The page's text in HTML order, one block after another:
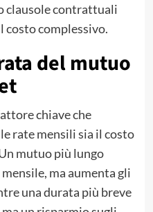
clausole contrattuali
costo complessivo.
del mutuo
chiave che
rate mensili sia il costo
mutuo più lungo
ma aumenta gli
una durata più breve